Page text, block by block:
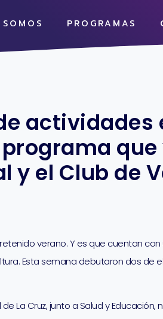
SOMOS PROGRAMAS
actividades
y el Club de
verano. Y es que cuentan
Esta semana debutaron dos de
La Cruz, junto a Salud y